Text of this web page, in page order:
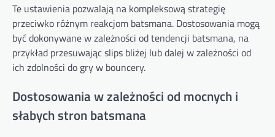
Te ustawienia pozwalają na kompleksową strategię
przeciwko różnym reakcjom batsmana. Dostosowania mogą
być dokonywane w zależności od tendencji batsmana, na
przykład przesuwając slips bliżej lub dalej w zależności od
ich zdolności do gry w bouncery.
Dostosowania w zależności od mocnych i
słabych stron batsmana